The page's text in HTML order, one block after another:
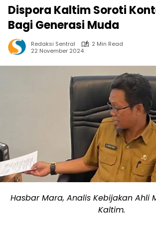
Dispora Kaltim Soroti
Bagi Generasi Muda
Redaksi Sentral
2 Min Read
22 November 2024
Hasbar Mara, Analis Kebijakan Ahli
Kaltim.